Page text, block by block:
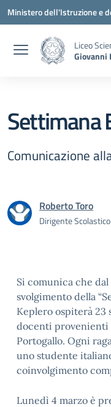
Vai ai contenuti
Vai al menu di navigazione
Vai al footer
Ministero dell'Istruzione e
Liceo
Giovanni
Settimana
Comunicazione
Roberto Toro
Dirigente Scolastico
Si comunica che
svolgimento della
Keplero ospiterà 23
docenti provenienti
Portogallo. Ogni
uno studente
coinvolgimento
Lunedì 4 marzo è